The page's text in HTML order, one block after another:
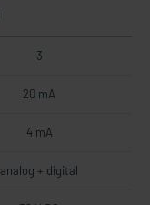
3
20 mA
4 mA
analog + digital